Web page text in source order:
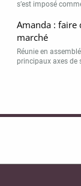
s’est imposé
Amanda : faire
marché
Réunie en
principaux axes de